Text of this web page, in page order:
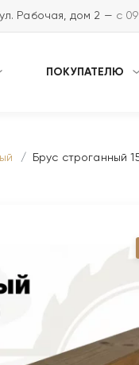
Рабочая, дом 2 — с
ПОКУПАТЕЛЮ
Брус строганный